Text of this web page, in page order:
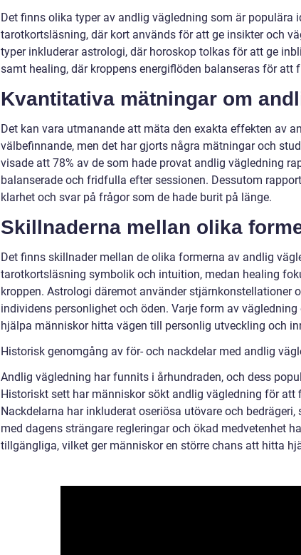
Det finns olika typer av andlig vägledning som är populära
tarotkortsläsning, där kort används för att ge insikter och
typer inkluderar astrologi, där horoskop tolkas för att ge
samt healing, där kroppens energiflöden balanseras för att
Kvantitativa mätningar om
Det kan vara utmanande att mäta den exakta effekten av
välbefinnande, men det har gjorts några mätningar och
visade att 78% av de som hade provat andlig vägledning
balanserade och fridfulla efter sessionen. Dessutom
klarhet och svar på frågor som de hade burit på länge.
Skillnaderna mellan olika
Det finns skillnader mellan de olika formerna av andlig
tarotkortsläsning symbolik och intuition, medan healing
kroppen. Astrologi däremot använder stjärnkonstellationer
individens personlighet och öden. Varje form av
hjälpa människor hitta vägen till personlig utveckling och
Historisk genomgång av för- och nackdelar med andlig
Andlig vägledning har funnits i århundraden, och dess
Historiskt sett har människor sökt andlig vägledning för att
Nackdelarna har inkluderat oseriösa utövare och
med dagens strängare regleringar och ökad medvetenhet
tillgängliga, vilket ger människor en större chans att hitta